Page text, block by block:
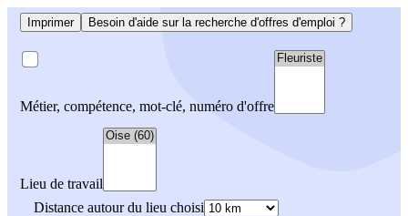
Imprimer Besoin d'aide sur la recherche d'offres d'emploi ?
Métier, compétence, mot-clé, numéro d'offre
Lieu de travail
Distance autour du lieu choisi